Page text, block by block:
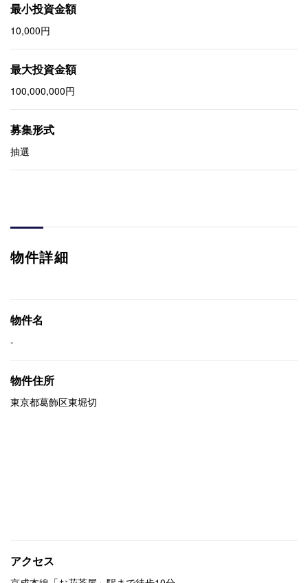
最小投資金額
10,000円
最大投資金額
100,000,000円
募集形式
抽選
物件詳細
物件名
-
物件住所
東京都葛飾区東堀切
アクセス